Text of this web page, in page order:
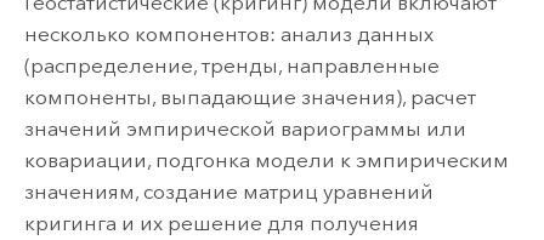
несколько компонентов: анализ данных
(распределение, тренды, направленные
компоненты, выпадающие значения), расчет
значений эмпирической вариограммы или
ковариации, подгонка модели к эмпирическим
значениям, создание матриц уравнений
кригинга и их решение для получения